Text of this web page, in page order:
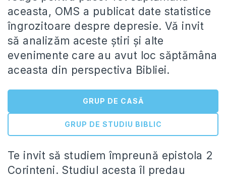
aceasta, OMS a publicat date statistice
îngrozitoare despre depresie. Vă invit
să analizăm aceste știri și alte
evenimente care au avut loc săptămâna
aceasta din perspectiva Bibliei.
GRUP DE CASĂ
GRUP DE STUDIU BIBLIC
Te invit să studiem împreună epistola 2
Corinteni. Studiul acesta îl predau